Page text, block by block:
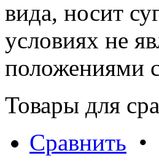
вида, носит
условиях не
положениями
Товары для
Сравнить •